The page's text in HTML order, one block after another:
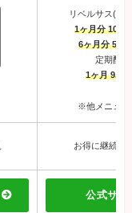
リベルサス
1ヶ月分
6ヶ月分
定期配送
1ヶ月
※他メニュー
お得に継続し
公式サイ